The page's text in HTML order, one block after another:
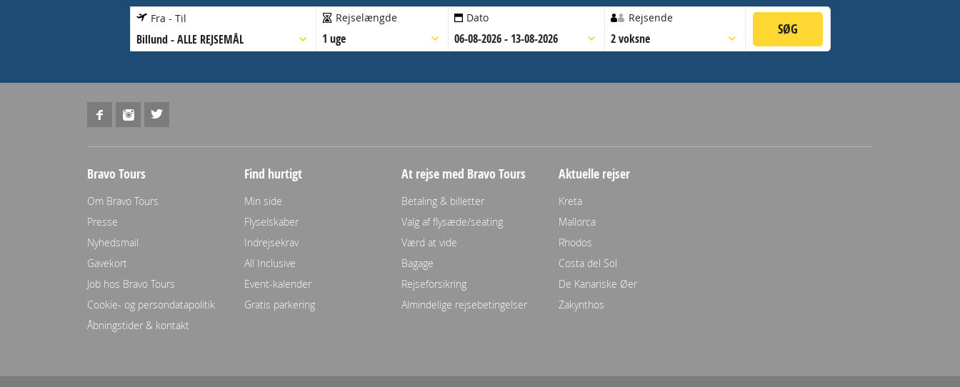
Fra - Til
Billund -ALLE REJSEMÅL
Rejselængde
1 uge
Dato
06-08-2026 - 13-08-2026
Rejsende
2 voksne
SØG
Bravo Tours
Om Bravo Tours
Presse
Nyhedsmail
Gavekort
Job hos Bravo Tours
Cookie- og persondatapolitik
Åbningstider & kontakt
Find hurtigt
Min side
Flyselskaber
Indrejsekrav
All Inclusive
Event-kalender
Gratis parkering
At rejse med Bravo Tours
Betaling & billetter
Valg af flysæde/seating
Værd at vide
Bagage
Rejseforsikring
Almindelige rejsebetingelser
Aktuelle rejser
Kreta
Mallorca
Rhodos
Costa del Sol
De Kanariske Øer
Zakynthos